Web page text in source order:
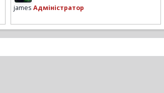
james Адміністратор